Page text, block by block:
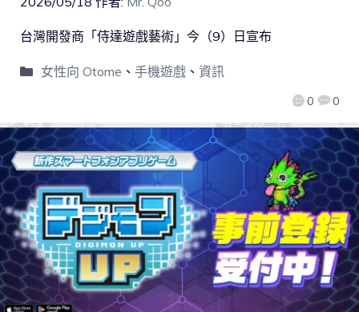
0 0
台灣開發商「侍達遊戲藝術」今（9）日宣布
女性向 Otome 、 手機遊戲、 資訊